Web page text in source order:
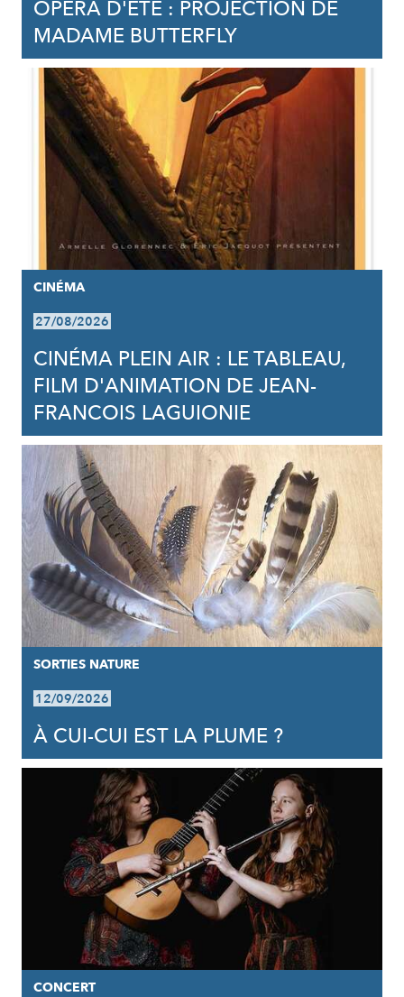
OPÉRA D'ÉTÉ : PROJECTION DE
MADAME BUTTERFLY
CINÉMA
27/08/2026
CINÉMA PLEIN AIR : LE TABLEAU,
FILM D'ANIMATION DE JEAN-
FRANCOIS LAGUIONIE
SORTIES NATURE
12/09/2026
À CUI-CUI EST LA PLUME ?
CONCERT